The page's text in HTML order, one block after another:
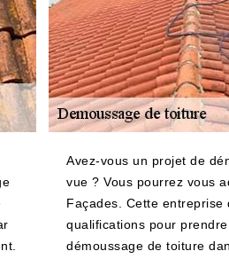
Avez-vous un projet de
vue ? Vous pourrez vous
Façades. Cette
qualifications pour
démoussage de toiture